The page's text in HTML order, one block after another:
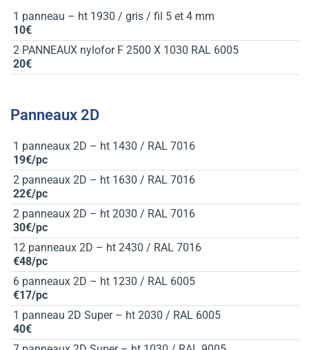
1 panneau – ht 1930 / gris / fil 5 et 4 mm
10€
2 PANNEAUX nylofor F 2500 X 1030 RAL 6005
20€
Panneaux 2D
1 panneaux 2D – ht 1430 / RAL 7016
19€/pc
2 panneaux 2D – ht 1630 / RAL 7016
22€/pc
2 panneaux 2D – ht 2030 / RAL 7016
30€/pc
12 panneaux 2D – ht 2430 / RAL 7016
€48/pc
6 panneaux 2D – ht 1230 / RAL 6005
€17/pc
1 panneau 2D Super – ht 2030 / RAL 6005
40€